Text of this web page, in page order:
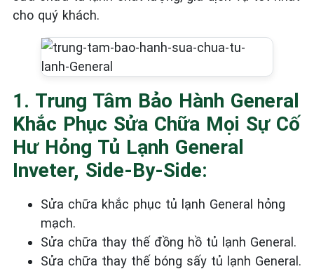
cho quý khách.
1. Trung Tâm Bảo Hành General
Khắc Phục Sửa Chữa Mọi Sự Cố
Hư Hỏng Tủ Lạnh General
Inveter, Side-By-Side:
Sửa chữa khắc phục tủ lạnh General
hỏng
mạch.
Sửa chữa thay thế đồng hồ tủ lạnh General.
Sửa chữa thay thế bóng sấy tủ lạnh General.